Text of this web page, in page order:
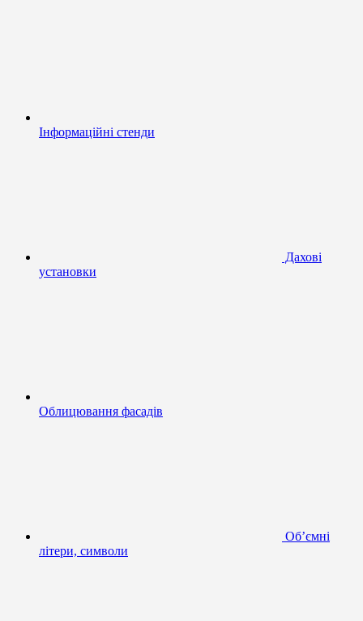
Інформаційні стенди
Дахові
установки
Облицювання фасадів
Об’ємні
літери, символи